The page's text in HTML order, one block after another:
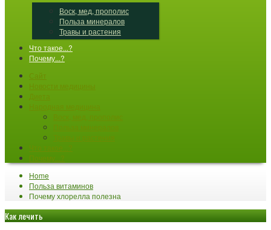
Воск, мед, прополис
Польза минералов
Травы и растения
Что такое...?
Почему...?
Сайт
Что такое...?
Почему...?
Home
Польза витаминов
Почему хлорелла полезна
Как лечить